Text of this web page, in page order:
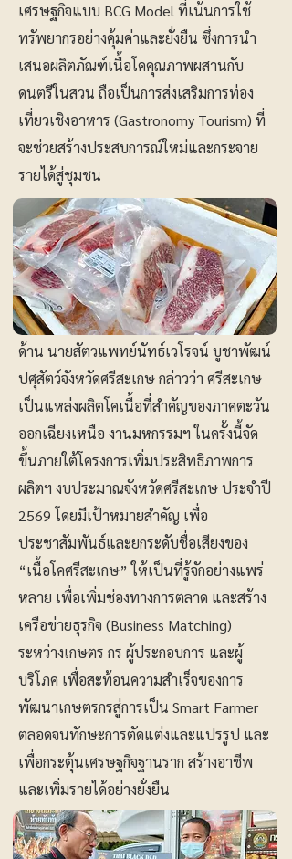
เศรษฐกิจแบบ BCG Model ที่เน้นการใช้
ทรัพยากรอย่างคุ้มค่าและยั่งยืน ซึ่งการนำ
เสนอผลิตภัณฑ์เนื้อโคคุณภาพผสานกับ
ดนตรีในสวน ถือเป็นการส่งเสริมการท่อง
เที่ยวเชิงอาหาร (Gastronomy Tourism) ที่
จะช่วยสร้างประสบการณ์ใหม่และกระจาย
รายได้สู่ชุมชน
ด้าน นายสัตวแพทย์นัทธ์เวโรจน์ บูชาพัฒน์
ปศุสัตว์จังหวัดศรีสะเกษ กล่าวว่า ศรีสะเกษ
เป็นแหล่งผลิตโคเนื้อที่สำคัญของภาคตะวัน
ออกเฉียงเหนือ งานมหกรรมฯ ในครั้งนี้จัด
ขึ้นภายใต้โครงการเพิ่มประสิทธิภาพการ
ผลิตฯ งบประมาณจังหวัดศรีสะเกษ ประจำปี
2569 โดยมีเป้าหมายสำคัญ เพื่อ
ประชาสัมพันธ์และยกระดับชื่อเสียงของ
“เนื้อโคศรีสะเกษ” ให้เป็นที่รู้จักอย่างแพร่
หลาย เพื่อเพิ่มช่องทางการตลาด และสร้าง
เครือข่ายธุรกิจ (Business Matching)
ระหว่างเกษตร กร ผู้ประกอบการ และผู้
บริโภค เพื่อสะท้อนความสำเร็จของการ
พัฒนาเกษตรกรสู่การเป็น Smart Farmer
ตลอดจนทักษะการตัดแต่งและแปรรูป และ
เพื่อกระตุ้นเศรษฐกิจฐานราก สร้างอาชีพ
และเพิ่มรายได้อย่างยั่งยืน